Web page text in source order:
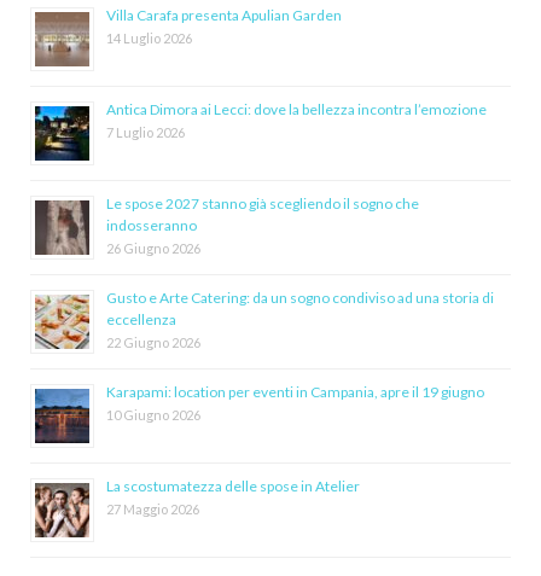
Villa Carafa presenta Apulian Garden
14 Luglio 2026
Antica Dimora ai Lecci: dove la bellezza incontra l’emozione
7 Luglio 2026
Le spose 2027 stanno già scegliendo il sogno che
indosseranno
26 Giugno 2026
Gusto e Arte Catering: da un sogno condiviso ad una storia di
eccellenza
22 Giugno 2026
Karapami: location per eventi in Campania, apre il 19 giugno
10 Giugno 2026
La scostumatezza delle spose in Atelier
27 Maggio 2026